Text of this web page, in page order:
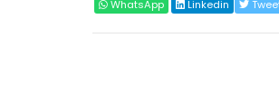
WhatsApp Linkedin